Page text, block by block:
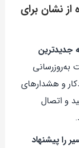
نشان برای
به‌روزرسانی
و هشدارهای
و اتصال
را پیشنهاد